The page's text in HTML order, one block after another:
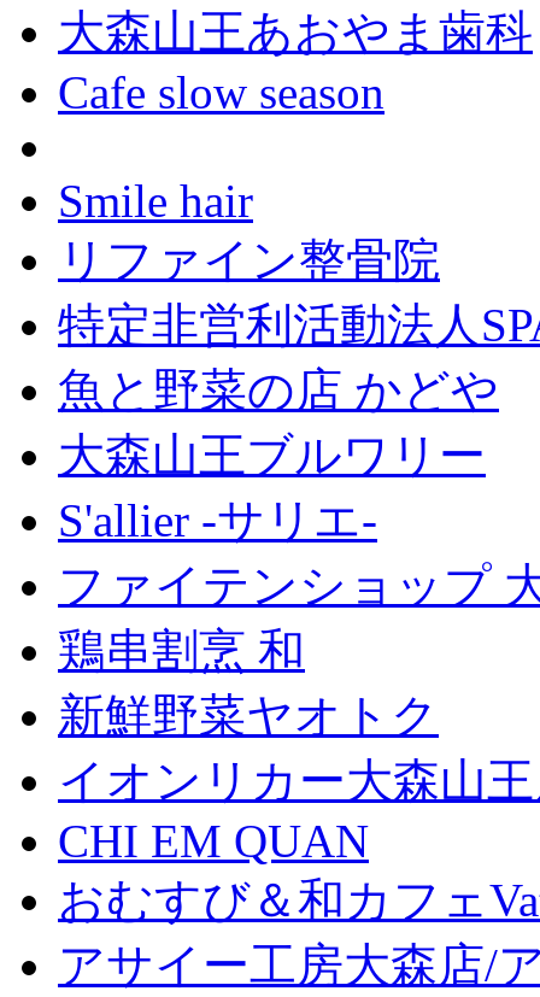
大森山王あおやま歯科
Cafe slow season
Smile hair
リファイン整骨院
特定非営利活動法人
魚と野菜の店 かどや
大森山王ブルワリー
S'allier -サリエ-
ファイテンショップ
鶏串割烹 和
新鮮野菜ヤオトク
イオンリカー大森山
CHI EM QUAN
おむすび＆和カフェ
アサイー工房大森店/